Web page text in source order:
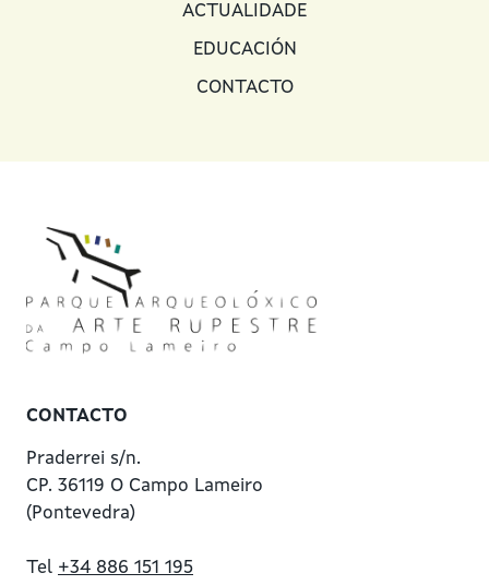
ACTUALIDADE
EDUCACIÓN
CONTACTO
CONTACTO
Praderrei s/n.
CP. 36119 O Campo Lameiro
(Pontevedra)
Tel +34 886 151 195